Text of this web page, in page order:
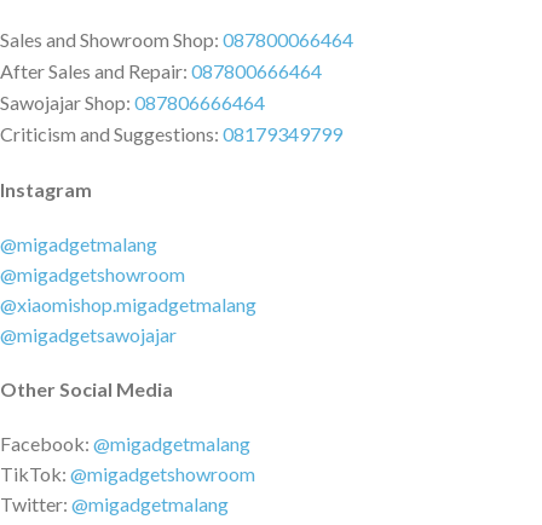
Sales and Showroom Shop: 087800066464
After Sales and Repair: 087800666464
Sawojajar Shop: 087806666464
Criticism and Suggestions: 08179349799
Instagram
@migadgetmalang
@migadgetshowroom
@xiaomishop.migadgetmalang
@migadgetsawojajar
Other Social Media
Facebook: @migadgetmalang
TikTok: @migadgetshowroom
Twitter: @migadgetmalang